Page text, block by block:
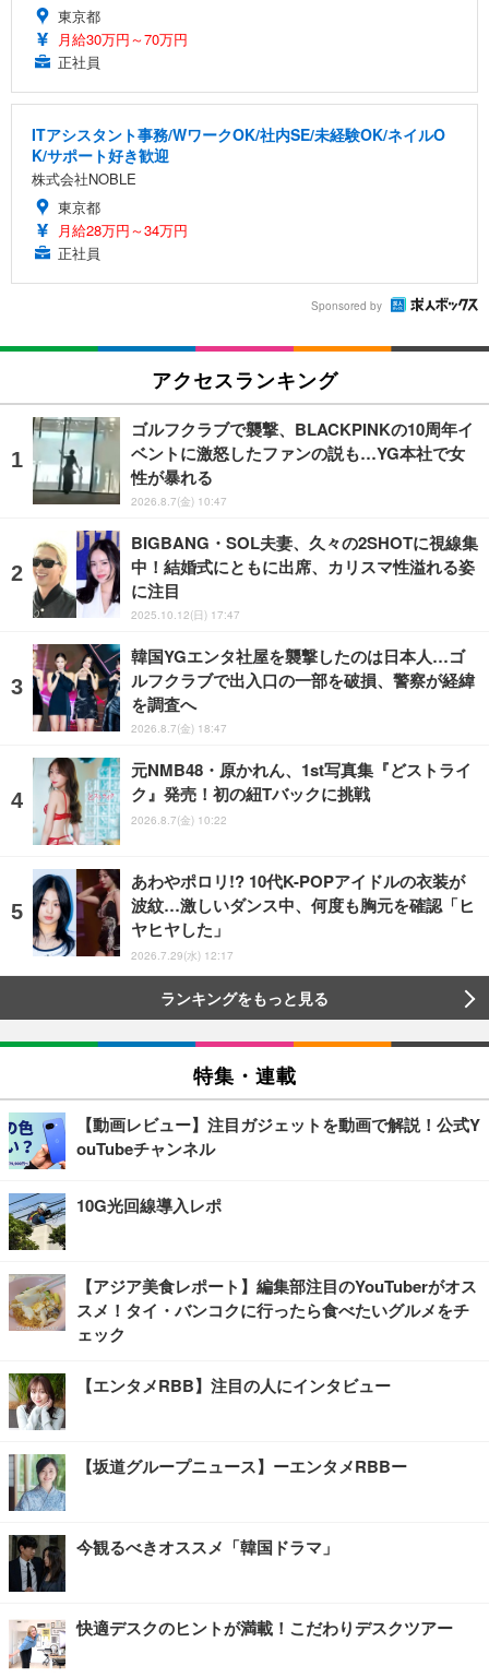
東京都
月給30万円～70万円
正社員
ITアシスタント事務/WワークOK/社内SE/未経験OK/ネイルO
K/サポート好き歓迎
株式会社NOBLE
東京都
月給28万円～34万円
正社員
Sponsored by
アクセスランキング
ゴルフクラブで襲撃、BLACKPINKの10周年イ
ベントに激怒したファンの説も…YG本社で女
性が暴れる
2026.8.7(金) 10:47
BIGBANG・SOL夫妻、久々の2SHOTに視線集
中！結婚式にともに出席、カリスマ性溢れる姿
に注目
2025.10.12(日) 17:47
韓国YGエンタ社屋を襲撃したのは日本人…ゴ
ルフクラブで出入口の一部を破損、警察が経緯
を調査へ
2026.8.7(金) 18:47
元NMB48・原かれん、1st写真集『どストライ
ク』発売！初の紐Tバックに挑戦
2026.8.7(金) 10:22
あわやポロリ!? 10代K-POPアイドルの衣装が
波紋…激しいダンス中、何度も胸元を確認「ヒ
ヤヒヤした」
2026.7.29(水) 12:17
ランキングをもっと見る
特集・連載
【動画レビュー】注目ガジェットを動画で解説！公式Y
ouTubeチャンネル
10G光回線導入レポ
【アジア美食レポート】編集部注目のYouTuberがオス
スメ！タイ・バンコクに行ったら食べたいグルメをチ
ェック
【エンタメRBB】注目の人にインタビュー
【坂道グループニュース】ーエンタメRBBー
今観るべきオススメ「韓国ドラマ」
快適デスクのヒントが満載！こだわりデスクツアー